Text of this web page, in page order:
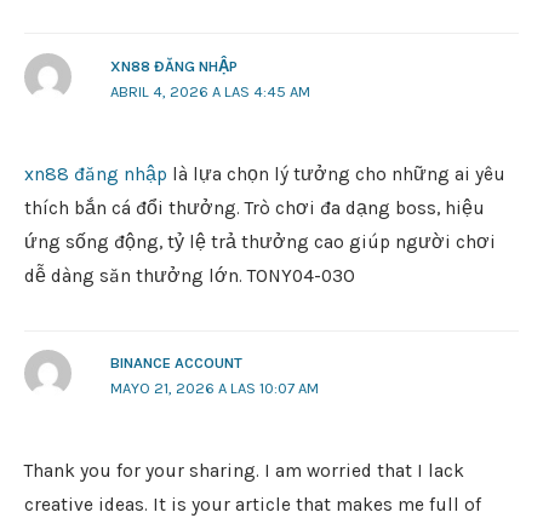
XN88 ĐĂNG NHẬP
ABRIL 4, 2026 A LAS 4:45 AM
xn88 đăng nhập là lựa chọn lý tưởng cho những ai yêu
thích bắn cá đổi thưởng. Trò chơi đa dạng boss, hiệu
ứng sống động, tỷ lệ trả thưởng cao giúp người chơi
dễ dàng săn thưởng lớn. TONY04-03O
BINANCE ACCOUNT
MAYO 21, 2026 A LAS 10:07 AM
Thank you for your sharing. I am worried that I lack
creative ideas. It is your article that makes me full of